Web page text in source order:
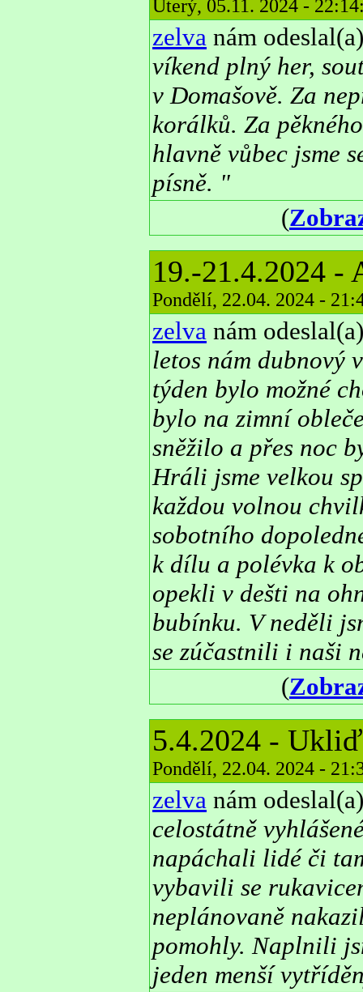
Úterý, 05.11. 2024 -
zelva nám
víkend plný her,
v Domašově. Za
korálků. Za
hlavně vůbec jsme
písně. "
(
19.-21.4.2024 -
Pondělí, 22.04. 2024 -
zelva nám
letos nám dubnový
týden bylo možné
bylo na zimní
sněžilo a přes noc
Hráli jsme velkou
každou volnou
sobotního
k dílu a polévka k
opekli v dešti na
bubínku. V neděli
se zúčastnili i naši
(
5.4.2024 -
Pondělí, 22.04. 2024 -
zelva nám
celostátně
napáchali lidé či
vybavili se
neplánovaně
pomohly. Naplnili
jeden menší